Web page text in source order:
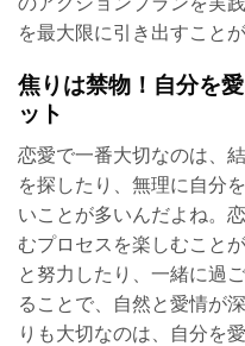
を最大限に引き出すこと
焦りは禁物！自分を
ット
恋愛で一番大切なのは、
を探したり、無理に自分
いことが多いんだよね。
むプロセスを楽しむこと
と努力したり、一緒に過
ることで、自然と愛情が
りも大切なのは、自分を